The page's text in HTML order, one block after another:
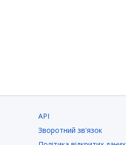
API
Зворотний зв'язок